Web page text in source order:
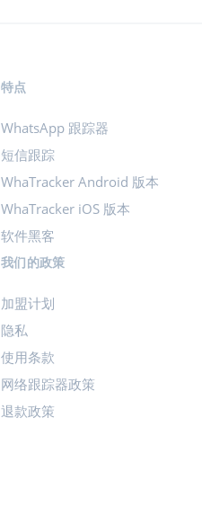
特点
WhatsApp 跟踪器
短信跟踪
WhaTracker Android 版本
WhaTracker iOS 版本
软件黑客
我们的政策
加盟计划
隐私
使用条款
网络跟踪器政策
退款政策